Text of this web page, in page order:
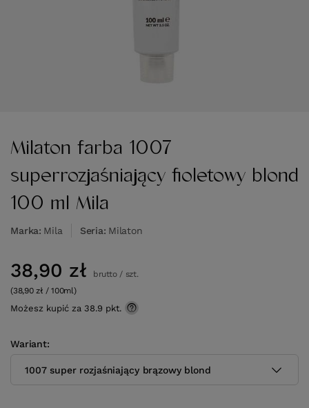
Milaton farba 1007
superrozjaśniający fioletowy blond
100 ml Mila
Marka Mila Seria Milaton
Wariant
1007 super rozjaśniający brązowy blond
38,90 zł brutto/ szt.
(38,90 zł / 100ml)
Możesz kupić za 38.9 pkt.